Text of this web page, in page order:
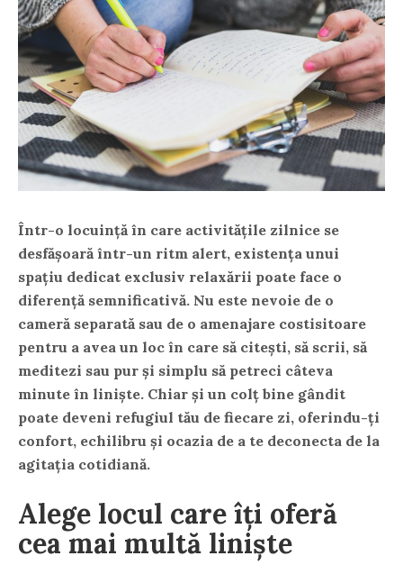
Într-o locuință în care activitățile zilnice se
desfășoară într-un ritm alert, existența unui
spațiu dedicat exclusiv relaxării poate face o
diferență semnificativă. Nu este nevoie de o
cameră separată sau de o amenajare costisitoare
pentru a avea un loc în care să citești, să scrii, să
meditezi sau pur și simplu să petreci câteva
minute în liniște. Chiar și un colț bine gândit
poate deveni refugiul tău de fiecare zi, oferindu-ți
confort, echilibru și ocazia de a te deconecta de la
agitația cotidiană.
Alege locul care îți oferă
cea mai multă liniște